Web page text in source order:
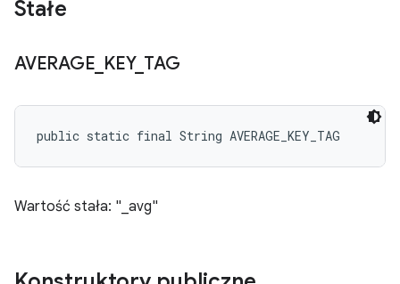
Stałe
AVERAGE KEY_ TAG
public static final String AVERAGE_KEY_TAG
Wartość stała: "_avg"